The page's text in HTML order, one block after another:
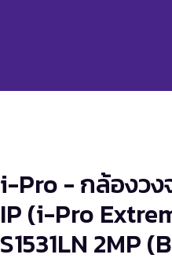
i-Pro - กล้องวง
IP (i-Pro
S1531LN 2MP